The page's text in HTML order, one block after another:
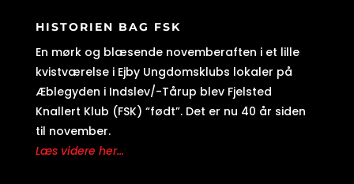
HISTORIEN BAG FSK
En mørk og blæsende novemberaften i et lille
kvistværelse i Ejby Ungdomsklubs lokaler på
Æblegyden i Indslev/-Tårup blev Fjelsted
Knallert Klub (FSK) “født”. Det er nu 40 år siden
til november.
Læs videre her...